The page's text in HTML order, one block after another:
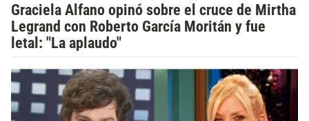
Graciela Alfano opinó sobre el cruce de Mirtha
Legrand con Roberto García Moritán y fue
letal: "La aplaudo"